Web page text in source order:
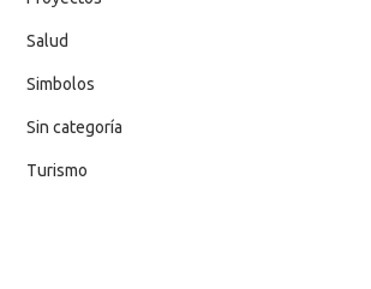
Salud
Simbolos
Sin categoría
Turismo